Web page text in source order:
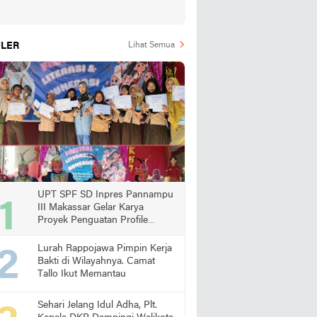
Lihat Semua
UPT SPF SD Inpres Pannampu
III Makassar Gelar Karya
Proyek Penguatan Profile
Lurah Rappojawa Pimpin Kerja
Bakti di Wilayahnya. Camat
Tallo Ikut Memantau
Sehari Jelang Idul Adha, Plt.